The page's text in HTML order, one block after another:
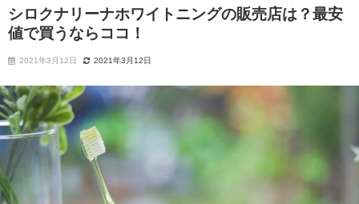
シロクナリーナホワイトニングの販売店は？最安
値で買うならココ！
2021年3月12日 2021年3月12日